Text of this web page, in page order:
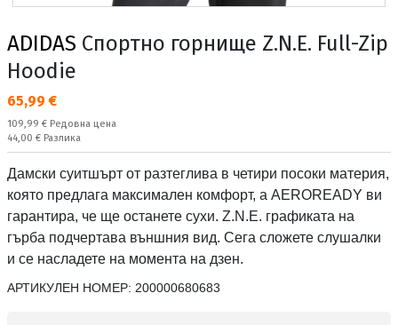
ADIDAS Спортно горнище Z.N.E. Full-Zip
Hoodie
Текуща цена:
65,99 €
Редовна цена:
109,99 € Редовна цена
Спестявате:
44,00 € Разлика
Дамски суитшърт от разтеглива в четири посоки материя,
която предлага максимален комфорт, а AEROREADY ви
гарантира, че ще останете сухи. Z.N.E. графиката на
гърба подчертава външния вид. Сега сложете слушалки
и се насладете на момента на дзен.
АРТИКУЛЕН НОМЕР: 200000680683